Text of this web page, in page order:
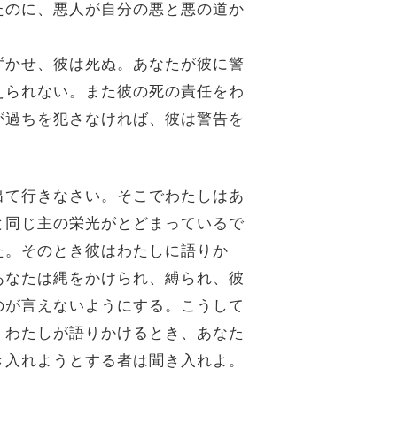
に、悪人が自分の悪と悪の道か
せ、彼は死ぬ。あなたが彼に警
れない。また彼の死の責任をわ
ちを犯さなければ、彼は警告を
行きなさい。そこでわたしはあ
じ主の栄光がとどまっているで
そのとき彼はわたしに語りか
たは縄をかけられ、縛られ、彼
言えないようにする。こうして
たしが語りかけるとき、あなた
れようとする者は聞き入れよ。